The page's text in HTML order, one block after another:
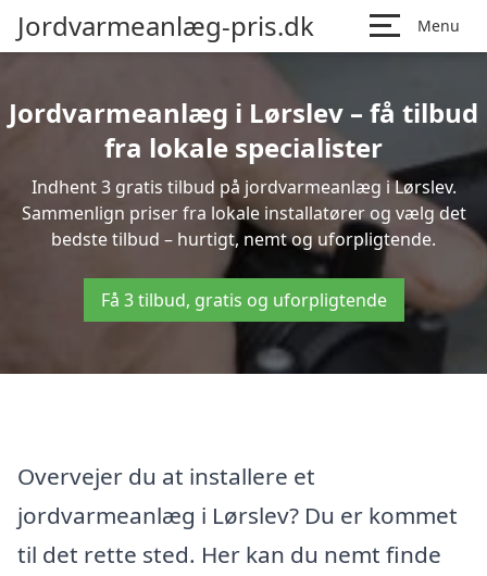
Jordvarmeanlæg-pris.dk Menu
Jordvarmeanlæg i Lørslev – få tilbud
fra lokale specialister
Indhent 3 gratis tilbud på jordvarmeanlæg i Lørslev.
Sammenlign priser fra lokale installatører og vælg det
bedste tilbud – hurtigt, nemt og uforpligtende.
Få 3 tilbud, gratis og uforpligtende
Overvejer du at installere et
jordvarmeanlæg i Lørslev? Du er kommet
til det rette sted. Her kan du nemt finde